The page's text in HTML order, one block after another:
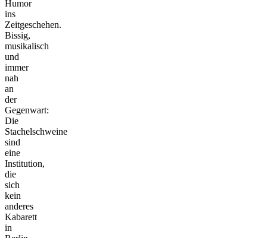
Humor
ins
Zeitgeschehen.
Bissig,
musikalisch
und
immer
nah
an
der
Gegenwart:
Die
Stachelschweine
sind
eine
Institution,
die
sich
kein
anderes
Kabarett
in